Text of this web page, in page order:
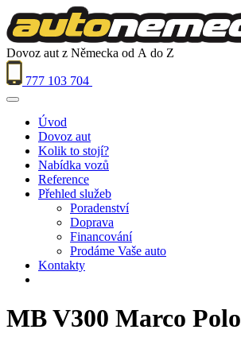
Dovoz aut z Německa od A do Z
777 103 704
Úvod
Dovoz aut
Kolik to stojí?
Nabídka vozů
Reference
Přehled služeb
Poradenství
Doprava
Financování
Prodáme Vaše auto
Kontakty
MB V300 Marco Polo